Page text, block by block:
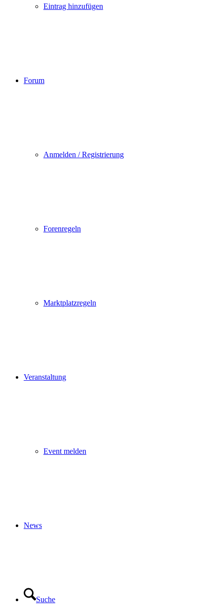
Eintrag hinzufügen
Forum
Anmelden / Registrierung
Forenregeln
Marktplatzregeln
Veranstaltung
Event melden
News
Suche